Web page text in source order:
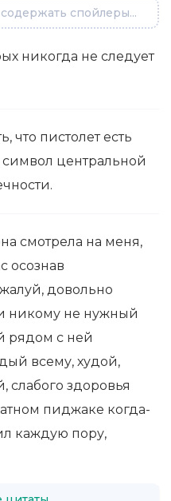
спойлеры...
никогда не следует
что пистолет есть
центральной
смотрела на меня,
осознав
довольно
никому не нужный
рядом с ней
всему, худой,
слабого здоровья
пиджаке когда-
каждую пору,